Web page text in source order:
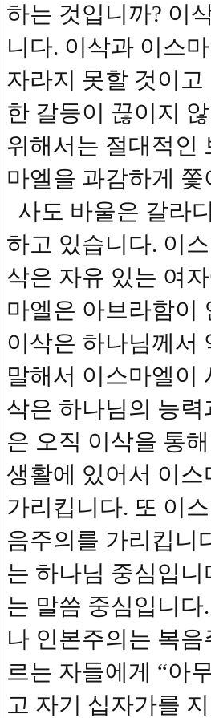
하는 것입니까? 이
니다. 이삭과 이스
자라지 못할 것이
한 갈등이 끊이지
위해서는 절대적인
마엘을 과감하게
사도 바울은 갈라
하고 있습니다. 이
삭은 자유 있는 여
마엘은 아브라함이
이삭은 하나님께서
말해서 이스마엘이
삭은 하나님의 능
은 오직 이삭을 통
생활에 있어서 이
가리킵니다. 또 이
음주의를 가리킵니
는 하나님 중심입
는 말씀 중심입니
나 인본주의는 복
르는 자들에게 “아
고 자기 십자가를